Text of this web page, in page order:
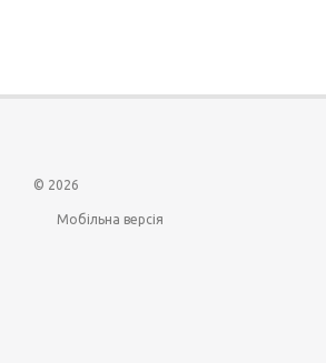
© 2026
Мобільна версія